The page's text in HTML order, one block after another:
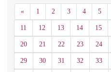
«Anterior
1 2 3 4 5
11 12 13 14 15
20 21 22 23 24
29 30 31 32 33